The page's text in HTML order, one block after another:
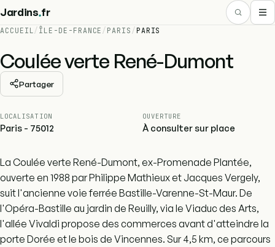
Jardins.fr
ACCUEIL/ ÎLE-DE-FRANCE / PARIS / PARIS
Coulée verte René-Dumont
Partager
LOCALISATION
Paris - 75012
OUVERTURE
À consulter sur place
La Coulée verte René-Dumont, ex-Promenade Plantée,
ouverte en 1988 par Philippe Mathieux et Jacques Vergely,
suit l'ancienne voie ferrée Bastille-Varenne-St-Maur. De
l'Opéra-Bastille au jardin de Reuilly, via le Viaduc des Arts,
l'allée Vivaldi propose des commerces avant d'atteindre la
porte Dorée et le bois de Vincennes. Sur 4,5 km, ce parcours